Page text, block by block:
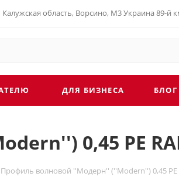
Калужская область, Ворсино, М3 Украина 89-й
ДЛЯ БИЗНЕСА БЛОГ
0,45 PE
Профиль волновой ''Модерн'' (''Modern'') 0,45 PE